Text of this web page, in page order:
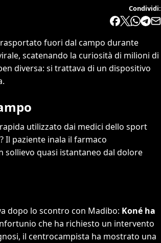
Condividi:
fuori dal campo durante
scatenando la curiosità di milioni di
diversa: si trattava di un dispositivo
utilizzato dai medici dello sport
paziente inala il farmaco
quasi istantaneo dal dolore
dopo lo scontro con Madibo: Koné ha
che ha richiesto un intervento
il centrocampista ha mostrato una